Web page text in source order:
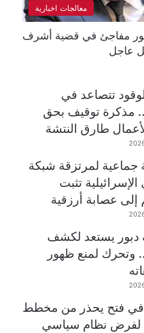
معالجات اخبارية
مفاجئ في قضية أشرف
عاجل
تتصاعد في
مذكرة توقيف بحق
طارق النتشة
جماعية لمرتزقة شبكة
الإسرائيلية تثبت
إلى عصابة أرزقية
دبور يستعد لكشف
وتحرك لمنع ظهور
في فتح يحذر من مخطط
لفرض نظام سياسي